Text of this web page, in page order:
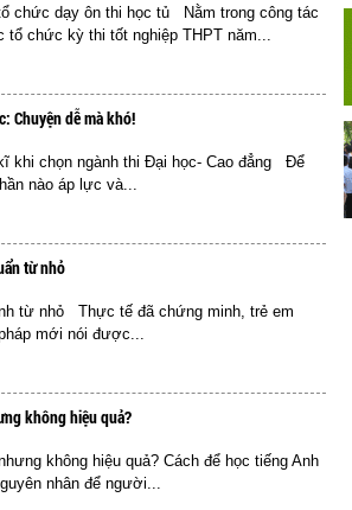
chức dạy ôn thi học tủ Nằm trong công tác
tổ chức kỳ thi tốt nghiệp THPT năm...
Chuyện dễ mà khó!
khi chọn ngành thi Đại học- Cao đẳng Để
nào áp lực và...
từ nhỏ
từ nhỏ Thực tế đã chứng minh, trẻ em
mới nói được...
không hiệu quả?
không hiệu quả? Cách để học tiếng Anh
nhân để người...